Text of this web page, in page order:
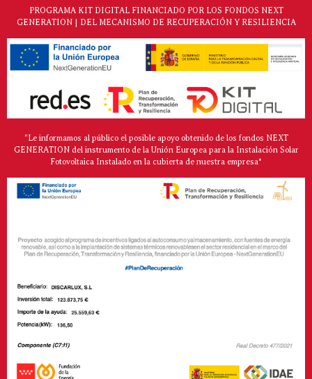
PROGRAMA KIT DIGITAL FINANCIADO POR LOS FONDOS NEXT
GENERATION | DEL MECANISMO DE RECUPERACIÓN Y RESILIENCIA
"Le informamos al público el posible apoyo obtenido de los fondos NEXT
GENERATION del instrumento de la Unión Europea para la Instalación Solar
Fotovoltaica Instalado en la cubierta de nuestra empresa*